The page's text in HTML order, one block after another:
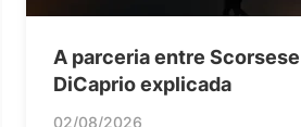
A parceria entre
DiCaprio explicada
02/08/2026